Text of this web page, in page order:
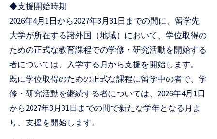
◆支援開始時期
2026年4月1日から2027年3月31日までの間に、留学先
大学が所在する諸外国（地域）において、学位取得の
ための正式な教育課程での学修・研究活動を開始する
者については、入学する月から支援を開始します。
既に学位取得のための正式な課程に留学中の者で、学
修・研究活動を継続する者については、2026年4月1日
から2027年3月31日までの間で新たな学年となる月よ
り、支援を開始します。